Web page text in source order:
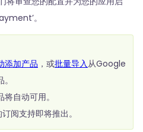
。
添加产品 ，或批量导入从Google
自动可用。
阅支持即将推出。